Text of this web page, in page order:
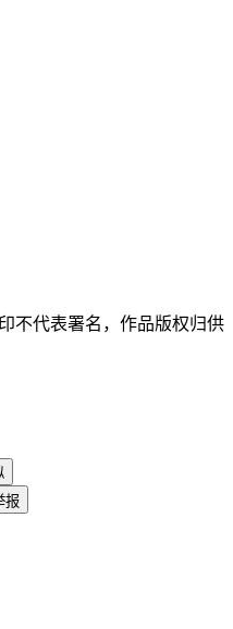
不代表署名，作品版权归供
报